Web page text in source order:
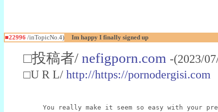
■22996 /inTopicNo.4) Im happy I finally signed up
□投稿者/ nefigporn.com -(2023/
□U R L/ http://https://pornodergisi.com
You really make it seem so easy with your